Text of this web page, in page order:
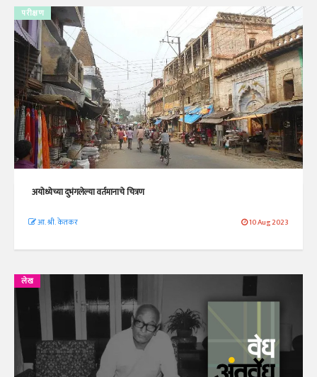
परीक्षण
अयोध्येच्या दुभंगलेल्या वर्तमानाचे चित्रण
आ. श्री. केतकर 10 Aug 2023
लेख